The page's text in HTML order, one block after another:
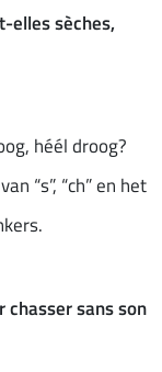
elles sèches,
héél droog?
“s”, “ch” en het
chasser sans son